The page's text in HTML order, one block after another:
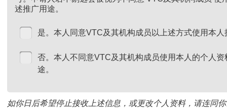
述推广用途。
是。本人同意VTC及其机构成员以上述方式使用本
否。本人不同意VTC及其机构成员使用本人的个人
途。
如你日后希望停止接收上述信息，或更改个人资料，请连同